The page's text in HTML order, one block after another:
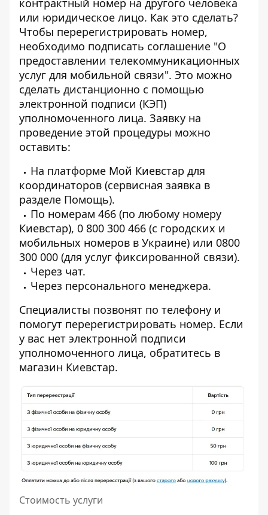
контрактный номер на другого человека
или юридическое лицо. Как это сделать?
Чтобы перерегистрировать номер,
необходимо подписать соглашение "О
предоставлении телекоммуникационных
услуг для мобильной связи". Это можно
сделать дистанционно с помощью
электронной подписи (КЭП)
уполномоченного лица. Заявку на
проведение этой процедуры можно
оставить:
На платформе Мой Киевстар для
координаторов (сервисная заявка в
разделе Помощь).
По номерам 466 (по любому номеру
Киевстар), 0 800 300 466 (с городских и
мобильных номеров в Украине) или 0800
300 000 (для услуг фиксированной связи).
Через чат.
Через персонального менеджера.
Специалисты позвонят по телефону и
помогут перерегистрировать номер. Если
у вас нет электронной подписи
уполномоченного лица, обратитесь в
магазин Киевстар.
Стоимость услуги